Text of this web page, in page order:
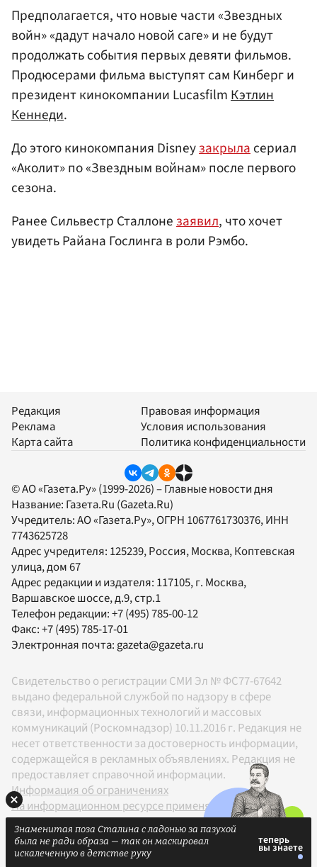
Предполагается, что новые части «Звездных
войн» «дадут начало новой саге» и не будут
продолжать события первых девяти фильмов.
Продюсерами фильма выступят сам Кинберг и
президент кинокомпании LucasfilmКэтлин
Кеннеди.
До этого кинокомпания Disneyзакрыласериал
«Аколит» по «Звездным войнам» после первого
сезона.
Ранее Сильвестр Сталлонезаявил, что хочет
увидеть Райана Гослинга в роли Рэмбо.
Редакция
Реклама
Карта сайта
Правовая информация
Условия использования
Политика конфиденциальности
© АО «Газета.Ру» (1999-2026) – Главные новости дня
Название: Газета.Ru (Gazeta.Ru)
Учредитель:АО «Газета.Ру», ОГРН 1067761730376, ИНН
7743625728
Адрес учредителя: 125239, Россия, Москва, Коптевская
улица, дом 67
Адрес редакции и издателя: 117105, г. Москва,
Варшавское шоссе, д.9, стр.1
Телефон редакции:+7 (495) 785-00-12
Факс:+7 (495) 785-17-01
Электронная почта: gazeta@gazeta.ru
Свидетельство о регистрации СМИ Эл № ФС77-67642
выдано федеральной службой по надзору в сфере
связи, информационных технологий и массовых
коммуникаций (Роскомнадзор) 10.11.2016 г. Редакция не
несет ответственности за достоверность информации,
содержащейся в рекламных объявлениях. Редакция не
предоставляет справочной информации.
Информация об ограничениях
На информационном ресурсе применяются
рекомендательные технологии в соответствии с
Правилами
Знаменитая поза Сталина с ладонью за пазухой
была не ради образа — так он маскировал
искалеченную в детстве руку